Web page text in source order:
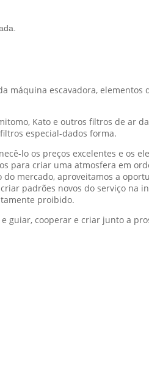
máquina escavadora,
Kato e outros filtros de ar
especial-dados forma.
lo os preços excelentes e os
para criar uma atmosfera em
mercado, aproveitamos a
padrões novos do serviço na
proibido.
guiar, cooperar e criar junto a